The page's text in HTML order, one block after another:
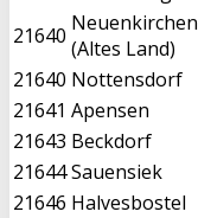
21640 Neuenkirchen
(Altes Land)
21640 Nottensdorf
21641 Apensen
21643 Beckdorf
21644Sauensiek
21646 Halvesbostel